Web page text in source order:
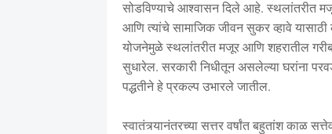
सोडविण्याचे आश्वासन दिले आहे. स्थलांतरीत
आणि त्यांचे सामाजिक जीवन सुकर व्हावे
योजनेमुळे स्थलांतरीत मजूर आणि शहरातील गरीब
सुधारेल. सरकारी निधीतून असलेल्या घरांना
पद्धतीने हे प्रकल्प उभारले जातील.
स्वातंत्र्यानंतरच्या सत्तर वर्षांत बहुतांश काळ